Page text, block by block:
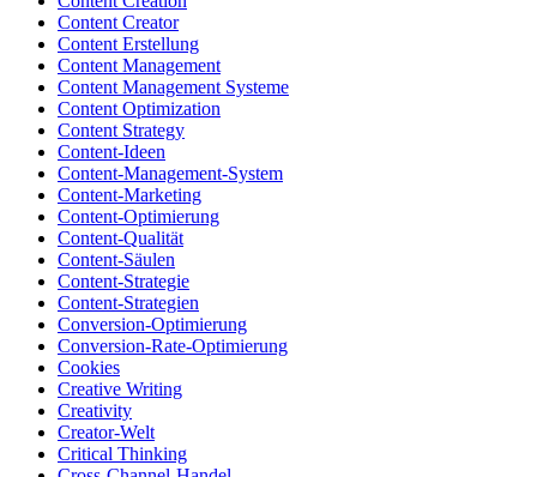
Content Creator
Content Erstellung
Content Management
Content Management Systeme
Content Optimization
Content Strategy
Content-Ideen
Content-Management-System
Content-Marketing
Content-Optimierung
Content-Qualität
Content-Säulen
Content-Strategie
Content-Strategien
Conversion-Optimierung
Conversion-Rate-Optimierung
Cookies
Creative Writing
Creativity
Creator-Welt
Critical Thinking